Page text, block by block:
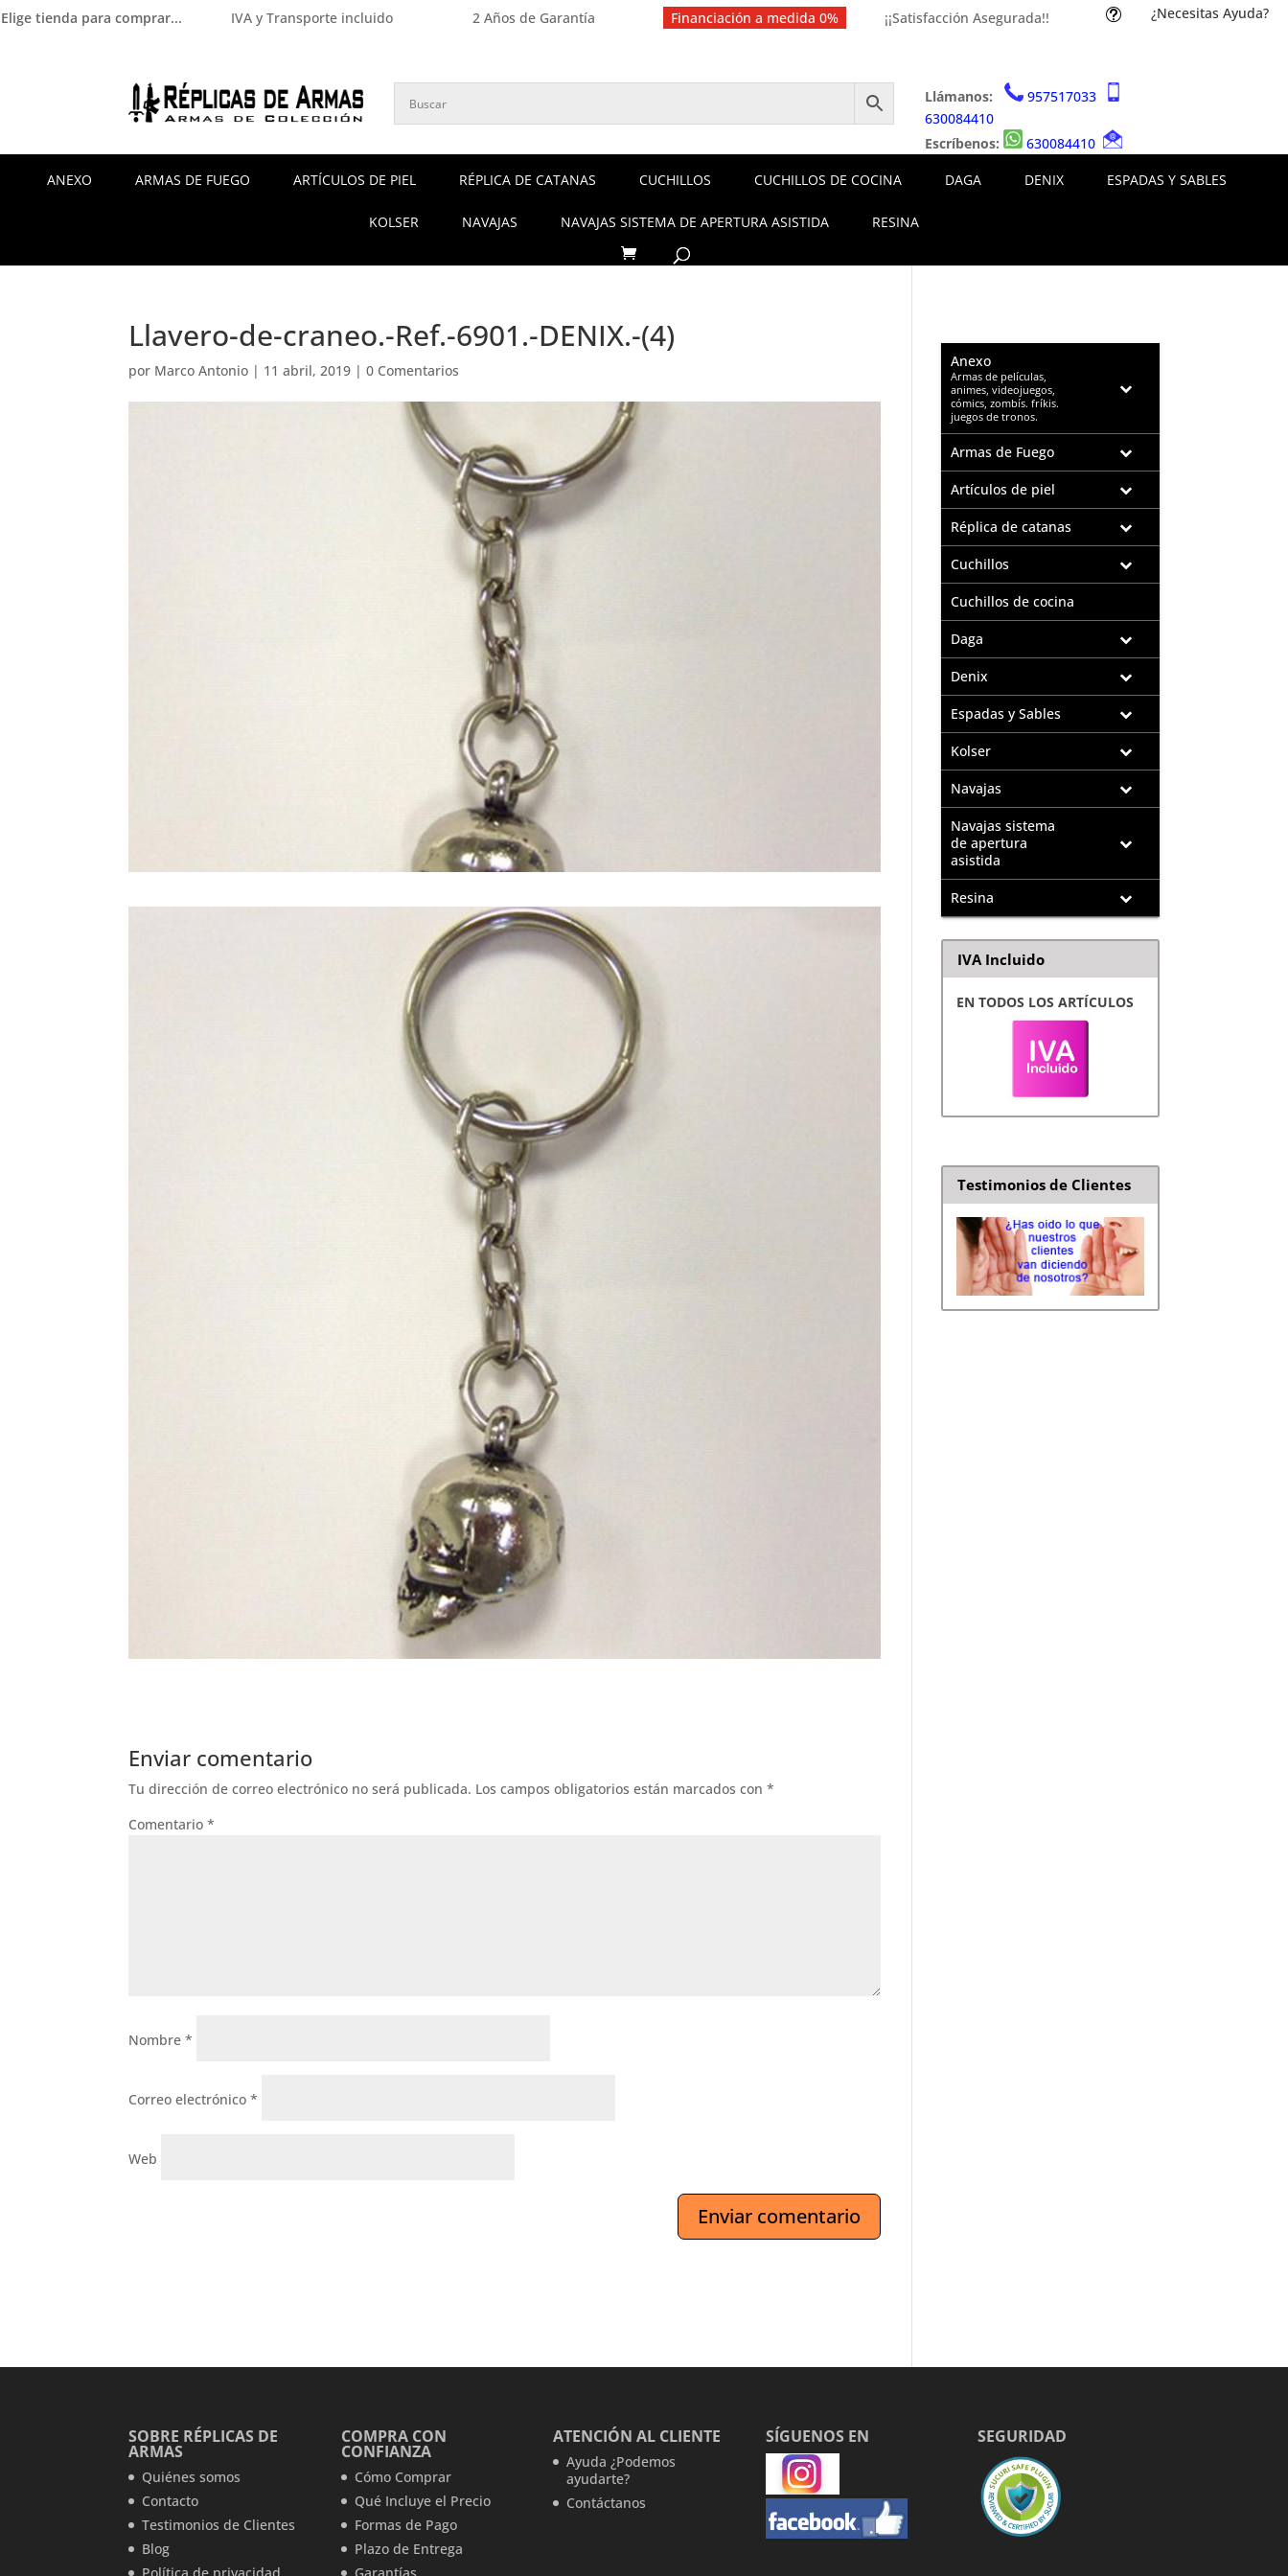
Elige tienda para comprar... IVA y Transporte incluido 2 Años de Garantía Financiación a medida 0% ¡¡Satisfacción Asegurada!! t ¿Necesitas Ayuda?
Llámanos:
957517033
630084410
Escríbenos:
630084410
ANEXO ARMAS DE FUEGO ARTÍCULOS DE PIEL RÉPLICA DE CATANAS CUCHILLOS CUCHILLOS DE COCINA DAGA DENIX ESPADAS Y SABLES
KOLSER NAVAJAS NAVAJAS SISTEMA DE APERTURA ASISTIDA RESINA
Llavero-de-craneo.-Ref.-6901.-DENIX.-(4)
por Marco Antonio | 11 abril, 2019 |0 Comentarios
Enviar comentario
Tu dirección de correo electrónico no será publicada. Los campos obligatorios están marcados con*
Comentario*
Nombre*
Correo electrónico*
Web
Anexo
–
Armas de películas,
animes, videojuegos,
cómics, zombís. fríkis.
juegos de tronos.
Armas de Fuego
Artículos de piel
Réplica de catanas
Cuchillos
Cuchillos de cocina
Daga
Denix
Espadas y Sables
Kolser
Navajas
Navajas sistema
de apertura
asistida
Resina
IVA Incluido
EN TODOS LOS ARTÍCULOS
Testimonios de Clientes
SOBRE RÉPLICAS DE
ARMAS
Quiénes somos
Contacto
Testimonios de Clientes
Blog
COMPRA CON
CONFIANZA
Cómo Comprar
Qué Incluye el Precio
Formas de Pago
Plazo de Entrega
ATENCIÓN AL CLIENTE
Ayuda ¿Podemos
ayudarte?
Contáctanos
SÍGUENOS EN SEGURIDAD